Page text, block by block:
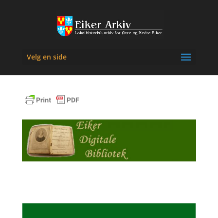
Velg en side